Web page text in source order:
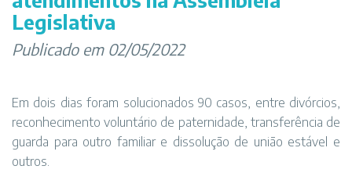
Legislativa
Publicado em 02/05/2022
Em dois dias foram solucionados 90 casos, entre divórcios,
reconhecimento voluntário de paternidade, transferência de
guarda para outro familiar e dissolução de união estável e
outros.